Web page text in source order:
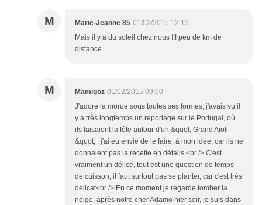
M Marie-Jeanne 85 01/02/2015 12:13
Mais il y a du soleil chez nous !!! peu de km de
distance ...
M Mamigoz 01/02/2015 09:00
J'adore la morue sous toutes ses formes, j'avais vu il
y a très longtemps un reportage sur le Portugal, où
ils faisaient la fête autour d'un &quot; Grand Aïoli
&quot; , j'ai eu envie de le faire, à mon idée, car ils ne
donnaient pas la recette en détails.<br /> C'est
vraiment un délice, tout est une question de temps
de cuisson, il faut surtout pas se planter, car c'est très
délicat<br /> En ce moment je regarde tomber la
neige, après notre cher Adamo hier soir, je suis dans